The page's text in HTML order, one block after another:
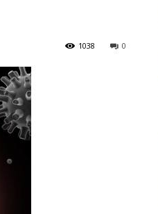
0
1038